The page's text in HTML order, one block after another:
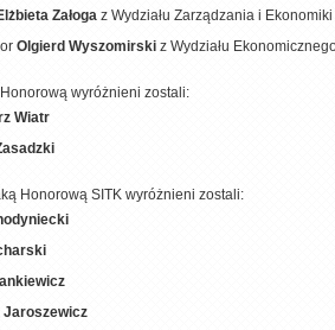
Załoga z Wydziału Zarządzania i
Olgierd Wyszomirski z Wydziału
wyróżnieni zostali:
Wiatr
Honorową SITK wyróżnieni zostali:
Jaroszewicz